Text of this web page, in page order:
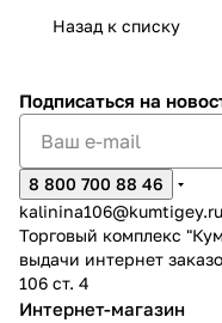
Назад к списку
Подписаться на
8 800 700 88 46
kalinina106@kumtigey.ru
Торговый комплекс
выдачи интернет
106 ст. 4
Интернет-магазин